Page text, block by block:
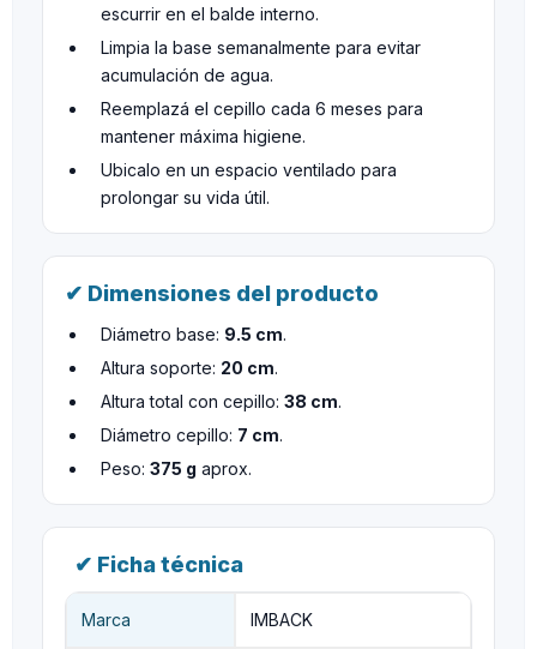
escurrir en el balde interno.
Limpia la base semanalmente para evitar
acumulación de agua.
Reemplazá el cepillo cada 6 meses para
mantener máxima higiene.
Ubicalo en un espacio ventilado para
prolongar su vida útil.
✔ Dimensiones del producto
Diámetro base: 9.5 cm.
Altura soporte: 20 cm.
Altura total con cepillo: 38 cm.
Diámetro cepillo: 7 cm.
Peso: 375 g aprox.
✔ Ficha técnica
Marca IMBACK